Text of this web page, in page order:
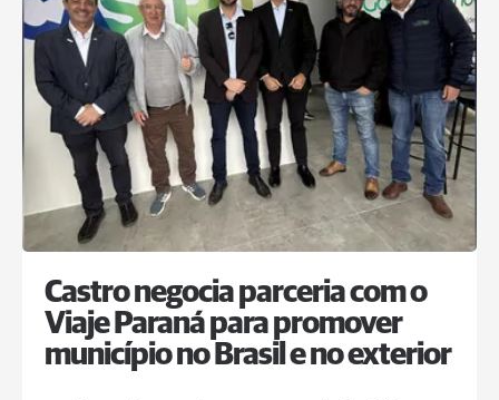
Castro negocia parceria com o
Viaje Paraná para promover
município no Brasil e no exterior